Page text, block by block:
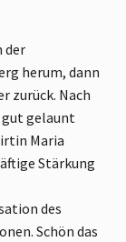
der
herum, dann
zurück. Nach
gut gelaunt
Maria
Stärkung
des
Schön das